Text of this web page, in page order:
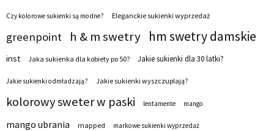
Czy kolorowe sukienki są modne? Eleganckie sukienki wyprzedaż
greenpoint h & m swetry hm swetry damskie
inst Jaka sukienka dla kobiety po 50? Jakie sukienki dla 30 latki?
Jakie sukienki odmładzają? Jakie sukienki wyszczuplają?
kolorowy sweter w paski lentamente mango
mango ubrania mapped markowe sukienki wyprzedaż